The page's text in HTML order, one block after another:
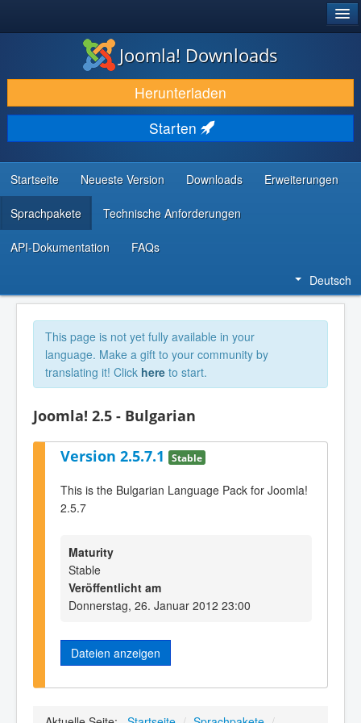
DOWNLOAD & ERWEITERN
ENTDECKEN & LERNEN
COMMUNITY & SUPPORT
RESSOURCEN FÜR ENTWICKLER
Joomla! Downloads
Herunterladen
Starten
Startseite Neueste Version Downloads Erweiterungen
Sprachpakete Technische Anforderungen
API-Dokumentation FAQs
Deutsch
This page is not yet fully available in your
language. Make a gift to your community by
translating it! Click here to start.
Joomla! 2.5 - Bulgarian
Version 2.5.7.1 Stable
This is the Bulgarian Language Pack for Joomla!
2.5.7
Maturity
Stable
Veröffentlicht am
Donnerstag, 26. Januar 2012 23:00
Dateien anzeigen